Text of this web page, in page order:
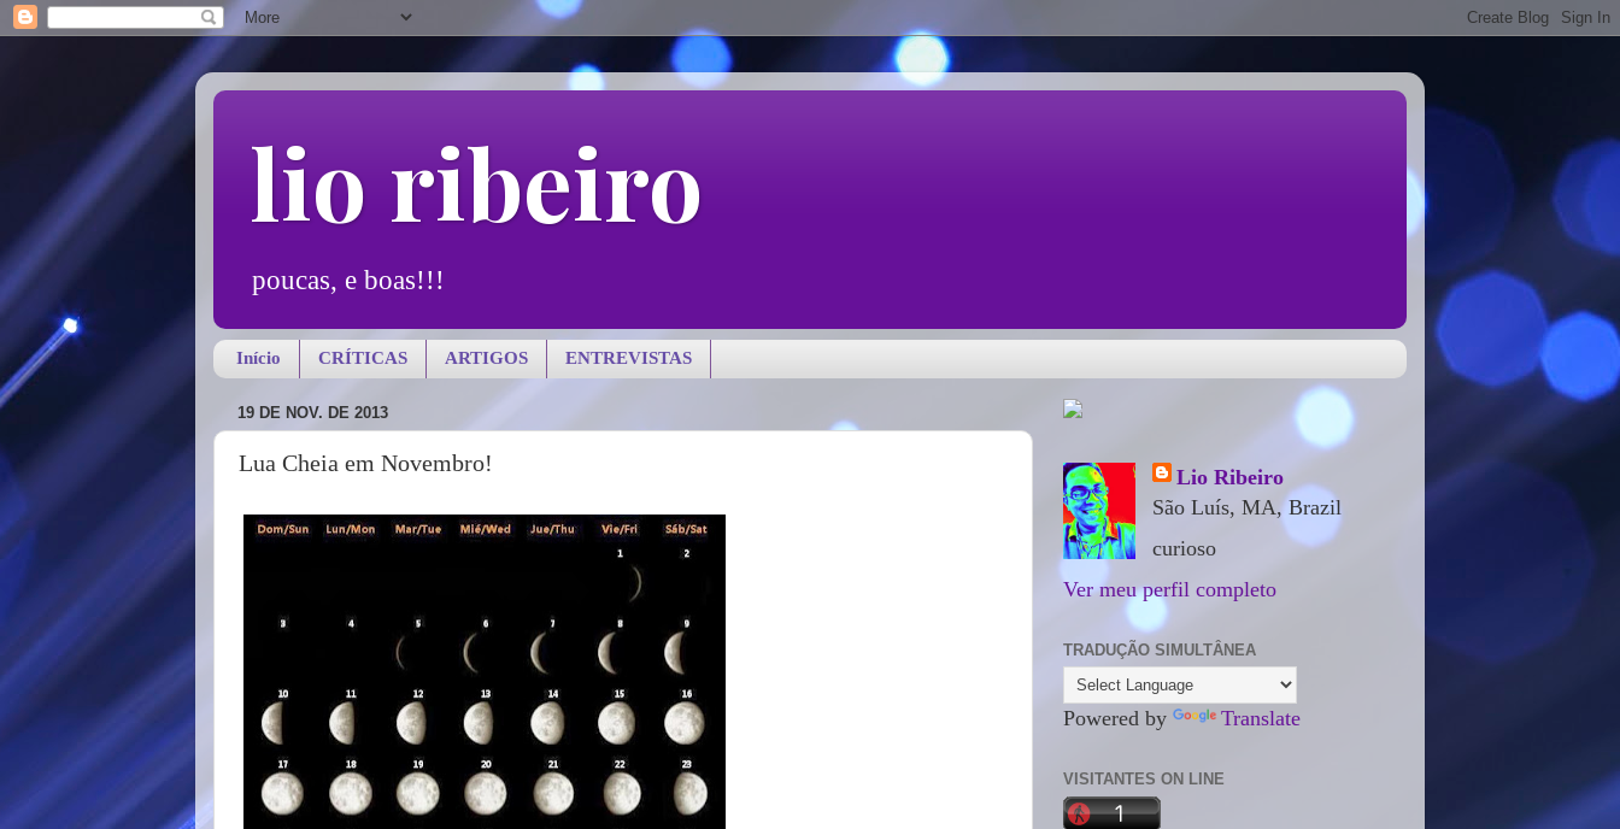
lio ribeiro
poucas, e boas!!!
Início CRÍTICAS ARTIGOS ENTREVISTAS
19 DE NOV. DE 2013
Lua Cheia em Novembro!
Lio Ribeiro
São Luís, MA, Brazil
curioso
Ver meu perfil completo
TRADUÇÃO SIMULTÂNEA
Powered by Translate
VISITANTES ON LINE